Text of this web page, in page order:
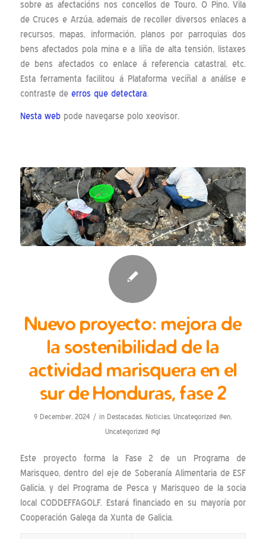
sobre as afectacións nos concellos de Touro, O Pino, Vila
de Cruces e Arzúa, ademais de recoller diversos enlaces a
recursos, mapas, información, planos por parroquias dos
bens afectados pola mina e a liña de alta tensión, listaxes
de bens afectados co enlace á referencia catastral, etc.
Esta ferramenta facilitou á Plataforma veciñal a análise e
contraste de erros que detectara.
Nesta webpode navegarse polo xeovisor.
Nuevo proyecto: mejora de
la sostenibilidad de la
actividad marisquera en el
sur de Honduras, fase 2
9 December, 2024 / inDestacadas,Noticias,Uncategorized @en,
Uncategorized @gl
Este proyecto forma la Fase 2 de un Programa de
Marisqueo, dentro del eje de Soberanía Alimentaria de ESF
Galicia, y del Programa de Pesca y Marisqueo de la socia
local CODDEFFAGOLF. Estará financiado en su mayoría por
Cooperación Galega da Xunta de Galicia.